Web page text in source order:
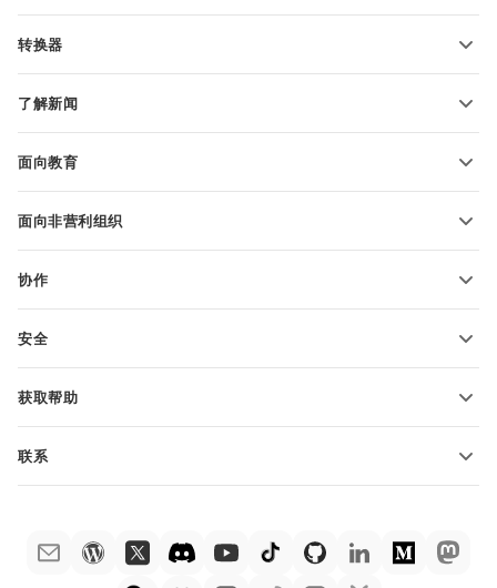
文本文档模板
转换器
转换电子表格
了解新闻
面向教育
适用于教育人士
面向非营利组织
申请免费帐户
协作
翻译人员
安全
获取帮助
帮助中心
白皮书
联系
媒体咨询
press@onlyoffice.com